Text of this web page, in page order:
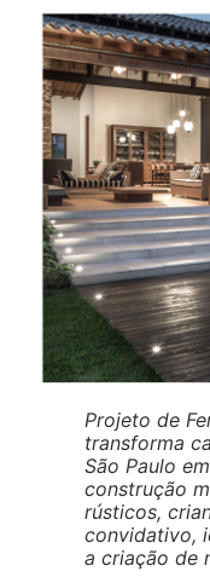
Projeto de
transforma
São Paulo
construção
rústicos,
convidativo,
a criação de